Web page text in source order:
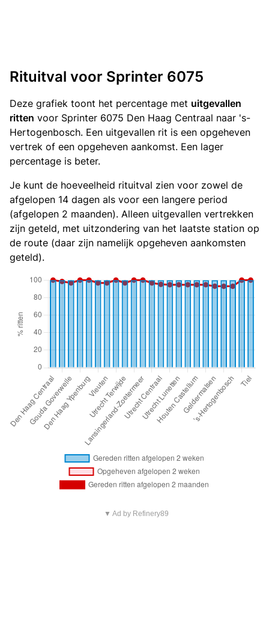
Rituitval voor Sprinter 6075
Deze grafiek toont het percentage met uitgevallen
ritten voor Sprinter 6075 Den Haag Centraal naar 's-
Hertogenbosch. Een uitgevallen rit is een opgeheven
vertrek of een opgeheven aankomst. Een lager
percentage is beter.
Je kunt de hoeveelheid rituitval zien voor zowel de
afgelopen 14 dagen als voor een langere period
(afgelopen 2 maanden). Alleen uitgevallen vertrekken
zijn geteld, met uitzondering van het laatste station op
de route (daar zijn namelijk opgeheven aankomsten
geteld).
▼ Ad by Refinery89